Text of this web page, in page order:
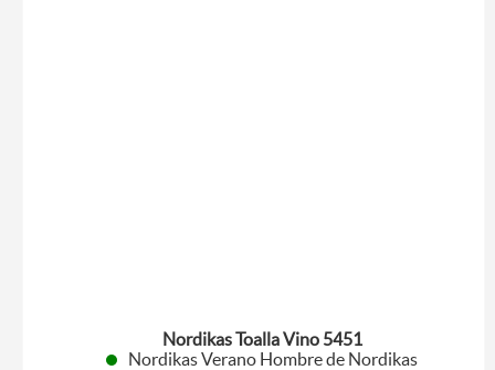
Nordikas Toalla Vino 5451
Nordikas Verano Hombre de Nordikas